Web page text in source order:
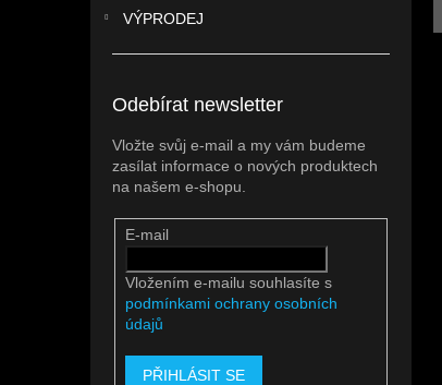
VÝPRODEJ
Odebírat newsletter
Vložte svůj e-mail a my vám budeme
zasílat informace o nových produktech
na našem e-shopu.
E-mail
Vložením e-mailu souhlasíte s
podmínkami ochrany osobních
údajů
PŘIHLÁSIT SE